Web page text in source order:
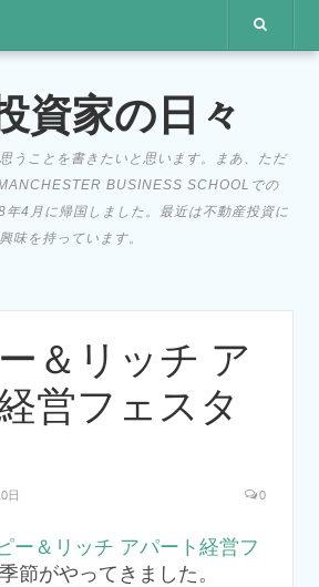
資家の日々
うことを書きたいと思います。まあ、ただ
BUSINESS SCHOOLでの
4月に帰国しました。最近は不動産投資に
興味を持っています。
＆リッチ ア
営フェスタ
日 0
ー＆リッチ アパート経営フ
節がやってきました。